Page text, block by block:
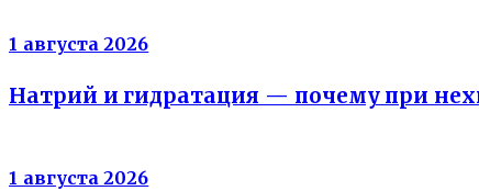
1 августа 2026
Натрий и гидратация — почему при
1 августа 2026